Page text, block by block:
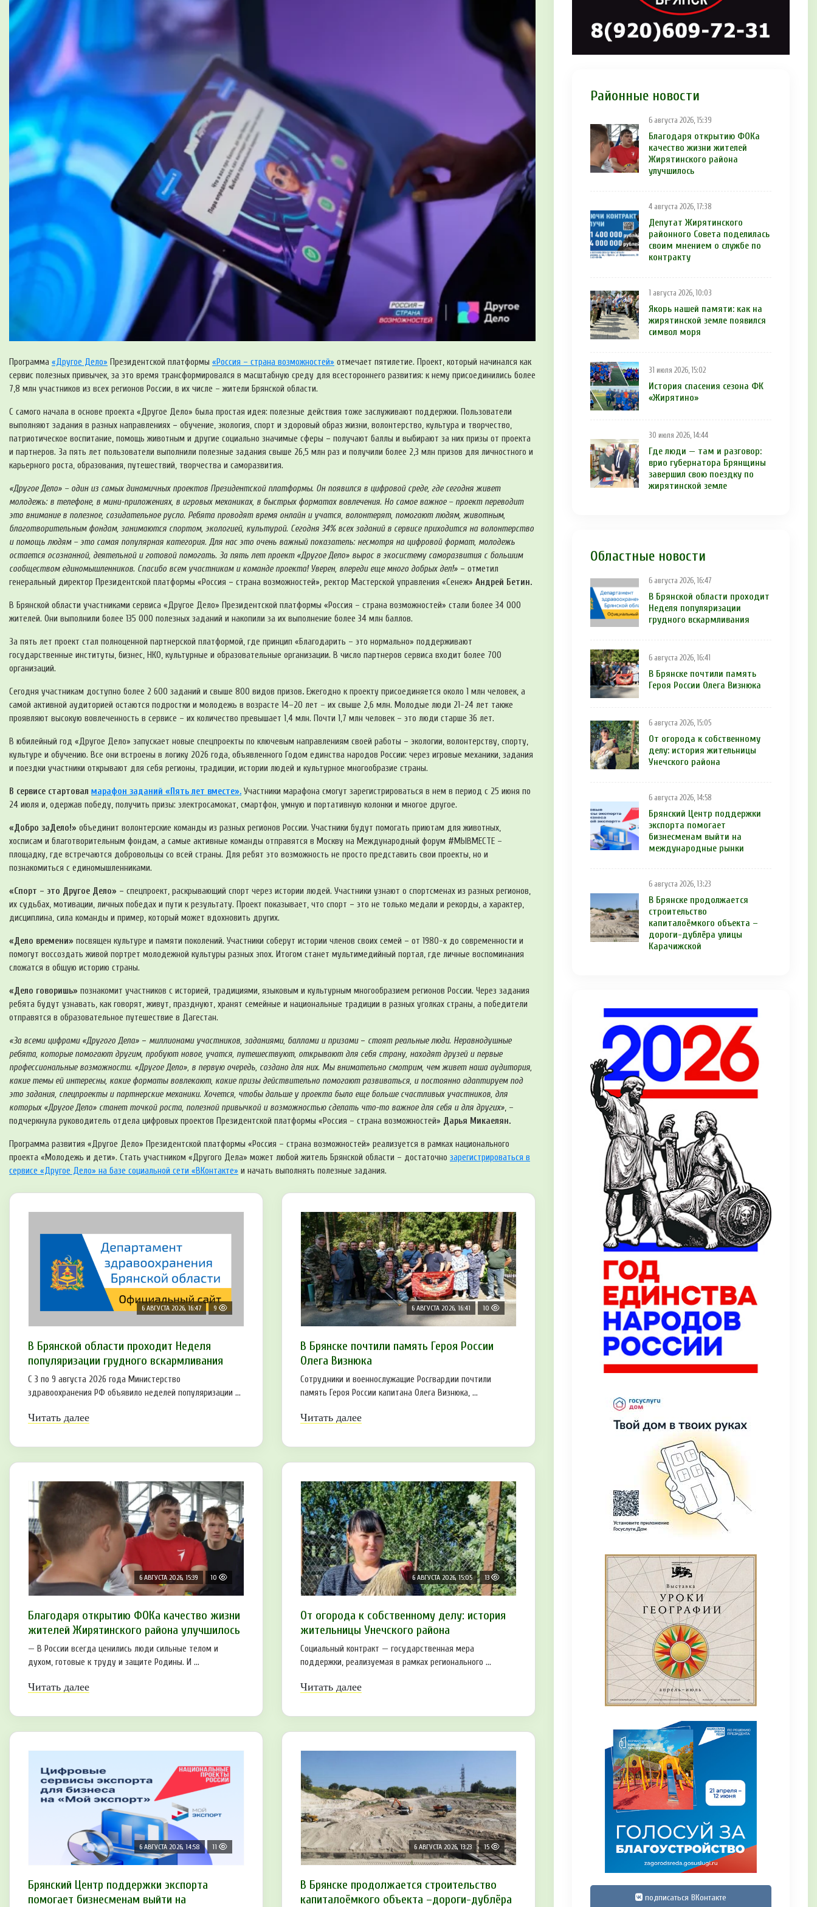
Программа «Другое Дело» Президентской платформы «Россия – страна возможностей» отмечает пятилетие. Проект, который начинался как
сервис полезных привычек, за это время трансформировался в масштабную среду для всестороннего развития: к нему присоединились более
7,8 млн участников из всех регионов России, в их числе – жители Брянской области.
С самого начала в основе проекта «Другое Дело» была простая идея: полезные действия тоже заслуживают поддержки. Пользователи
выполняют задания в разных направлениях – обучение, экология, спорт и здоровый образ жизни, волонтерство, культура и творчество,
патриотическое воспитание, помощь животным и другие социально значимые сферы – получают баллы и выбирают за них призы от проекта
и партнеров. За пять лет пользователи выполнили полезные задания свыше 26,5 млн раз и получили более 2,3 млн призов для личностного и
карьерного роста, образования, путешествий, творчества и саморазвития.
«Другое Дело» – один из самых динамичных проектов Президентской платформы. Он появился в цифровой среде, где сегодня живет
молодежь: в телефоне, в мини-приложениях, в игровых механиках, в быстрых форматах вовлечения. Но самое важное – проект переводит
это внимание в полезное, созидательное русло. Ребята проводят время онлайн и учатся, волонтерят, помогают людям, животным,
благотворительным фондам, занимаются спортом, экологией, культурой. Сегодня 34% всех заданий в сервисе приходится на волонтерство
и помощь людям – это самая популярная категория. Для нас это очень важный показатель: несмотря на цифровой формат, молодежь
остается осознанной, деятельной и готовой помогать. За пять лет проект «Другое Дело» вырос в экосистему саморазвития с большим
сообществом единомышленников. Спасибо всем участникам и команде проекта! Уверен, впереди еще много добрых дел!» – отметил
генеральный директор Президентской платформы «Россия – страна возможностей», ректор Мастерской управления «Сенеж» Андрей Бетин.
В Брянской области участниками сервиса «Другое Дело» Президентской платформы «Россия – страна возможностей» стали более 34 000
жителей. Они выполнили более 135 000 полезных заданий и накопили за их выполнение более 34 млн баллов.
За пять лет проект стал полноценной партнерской платформой, где принцип «Благодарить – это нормально» поддерживают
государственные институты, бизнес, НКО, культурные и образовательные организации. В число партнеров сервиса входит более 700
организаций.
Сегодня участникам доступно более 2 600 заданий и свыше 800 видов призов. Ежегодно к проекту присоединяется около 1 млн человек, а
самой активной аудиторией остаются подростки и молодежь в возрасте 14–20 лет – их свыше 2,6 млн. Молодые люди 21-24 лет также
проявляют высокую вовлеченность в сервисе – их количество превышает 1,4 млн. Почти 1,7 млн человек – это люди старше 36 лет.
В юбилейный год «Другое Дело» запускает новые спецпроекты по ключевым направлениям своей работы – экологии, волонтерству, спорту,
культуре и обучению. Все они встроены в логику 2026 года, объявленного Годом единства народов России: через игровые механики, задания
и поездки участники открывают для себя регионы, традиции, истории людей и культурное многообразие страны.
В сервисе стартовал марафон заданий «Пять лет вместе». Участники марафона смогут зарегистрироваться в нем в период с 25 июня по
24 июля и, одержав победу, получить призы: электросамокат, смартфон, умную и портативную колонки и многое другое.
«Добро заДело!» объединит волонтерские команды из разных регионов России. Участники будут помогать приютам для животных,
хосписам и благотворительным фондам, а самые активные команды отправятся в Москву на Международный форум #МЫВМЕСТЕ –
площадку, где встречаются добровольцы со всей страны. Для ребят это возможность не просто представить свои проекты, но и
познакомиться с единомышленниками.
«Спорт – это Другое Дело» – спецпроект, раскрывающий спорт через истории людей. Участники узнают о спортсменах из разных регионов,
их судьбах, мотивации, личных победах и пути к результату. Проект показывает, что спорт – это не только медали и рекорды, а характер,
дисциплина, сила команды и пример, который может вдохновить других.
«Дело времени» посвящен культуре и памяти поколений. Участники соберут истории членов своих семей – от 1980-х до современности и
помогут воссоздать живой портрет молодежной культуры разных эпох. Итогом станет мультимедийный портал, где личные воспоминания
сложатся в общую историю страны.
«Дело говоришь» познакомит участников с историей, традициями, языковым и культурным многообразием регионов России. Через задания
ребята будут узнавать, как говорят, живут, празднуют, хранят семейные и национальные традиции в разных уголках страны, а победители
отправятся в образовательное путешествие в Дагестан.
«За всеми цифрами «Другого Дела» – миллионами участников, заданиями, баллами и призами – стоят реальные люди. Неравнодушные
ребята, которые помогают другим, пробуют новое, учатся, путешествуют, открывают для себя страну, находят друзей и первые
профессиональные возможности. «Другое Дело», в первую очередь, создано для них. Мы внимательно смотрим, чем живет наша аудитория,
какие темы ей интересны, какие форматы вовлекают, какие призы действительно помогают развиваться, и постоянно адаптируем под
это задания, спецпроекты и партнерские механики. Хочется, чтобы дальше у проекта было еще больше счастливых участников, для
которых «Другое Дело» станет точкой роста, полезной привычкой и возможностью сделать что-то важное для себя и для других», –
подчеркнула руководитель отдела цифровых проектов Президентской платформы «Россия – страна возможностей» Дарья Микаелян.
Программа развития «Другое Дело» Президентской платформы «Россия – страна возможностей» реализуется в рамках национального
проекта «Молодежь и дети». Стать участником «Другого Дела» может любой житель Брянской области – достаточно зарегистрироваться в
сервисе «Другое Дело» на базе социальной сети «ВКонтакте» и начать выполнять полезные задания.
6 АВГУСТА 2026, 16:47 9
В Брянской области проходит Неделя
популяризации грудного вскармливания
С 3 по 9 августа 2026 года Министерство
здравоохранения РФ объявило неделей популяризации ...
Читать далее
6 АВГУСТА 2026, 16:41 10
В Брянске почтили память Героя России
Олега Визнюка
Сотрудники и военнослужащие Росгвардии почтили
память Героя России капитана Олега Визнюка, ...
Читать далее
6 АВГУСТА 2026, 15:39 10
Благодаря открытию ФОКа качество жизни
жителей Жирятинского района улучшилось
— В России всегда ценились люди сильные телом и
духом, готовые к труду и защите Родины. И ...
Читать далее
6 АВГУСТА 2026, 15:05 13
От огорода к собственному делу: история
жительницы Унечского района
Социальный контракт — государственная мера
поддержки, реализуемая в рамках регионального ...
Читать далее
6 АВГУСТА 2026, 14:58 11
Брянский Центр поддержки экспорта
помогает бизнесменам выйти на
6 АВГУСТА 2026, 13:23 15
В Брянске продолжается строительство
капиталоёмкого объекта –дороги-дублёра
Районные новости
6 августа 2026, 15:39
Благодаря открытию ФОКа
качество жизни жителей
Жирятинского района
улучшилось
4 августа 2026, 17:38
Депутат Жирятинского
районного Совета поделилась
своим мнением о службе по
контракту
1 августа 2026, 10:03
Якорь нашей памяти: как на
жирятинской земле появился
символ моря
31 июля 2026, 15:02
История спасения сезона ФК
«Жирятино»
30 июля 2026, 14:44
Где люди — там и разговор:
врио губернатора Брянщины
завершил свою поездку по
жирятинской земле
Областные новости
6 августа 2026, 16:47
В Брянской области проходит
Неделя популяризации
грудного вскармливания
6 августа 2026, 16:41
В Брянске почтили память
Героя России Олега Визнюка
6 августа 2026, 15:05
От огорода к собственному
делу: история жительницы
Унечского района
6 августа 2026, 14:58
Брянский Центр поддержки
экспорта помогает
бизнесменам выйти на
международные рынки
6 августа 2026, 13:23
В Брянске продолжается
строительство
капиталоёмкого объекта –
дороги-дублёра улицы
Карачижской
подписаться ВКонтакте